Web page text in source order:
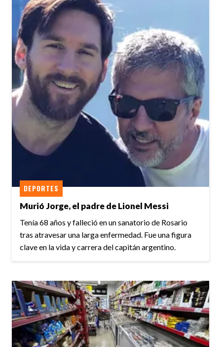
Murió Jorge, el padre de Lionel Messi
DEPORTES
Tenía 68 años y falleció en un sanatorio de Rosario
tras atravesar una larga enfermedad. Fue una figura
clave en la vida y carrera del capitán argentino.